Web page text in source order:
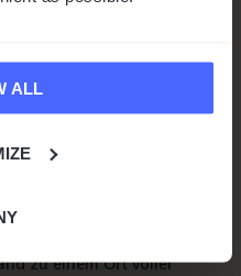
ALL
der aufgehenden
Osten Asiens liegt, wo
den neuen Tag
majestätischen
etwas zu bieten.
zu einem Ort voller